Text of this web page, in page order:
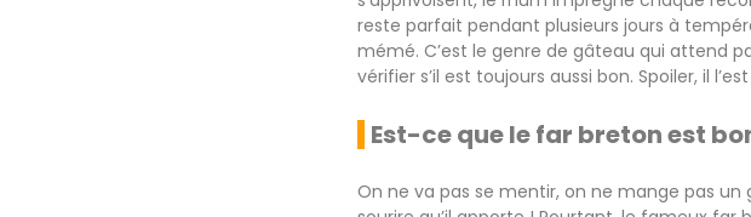
reste parfait pendant plusieurs jours à
mémé. C’est le genre de gâteau qui attend
vérifier s’il est toujours aussi bon. Spoiler, il
Est-ce que le far breton est
On ne va pas se mentir, on ne mange pas